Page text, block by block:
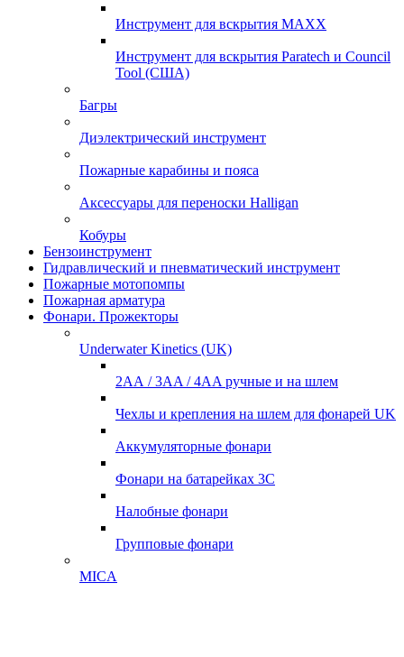
Инструмент для вскрытия MAXX
Инструмент для вскрытия Paratech и Council
Tool (США)
Багры
Диэлектрический инструмент
Пожарные карабины и пояса
Аксессуары для переноски Halligan
Кобуры
Бензоинструмент
Гидравлический и пневматический инструмент
Пожарные мотопомпы
Пожарная арматура
Фонари. Прожекторы
Underwater Kinetics (UK)
2АА / 3AA / 4AA ручные и на шлем
Чехлы и крепления на шлем для фонарей UK
Аккумуляторные фонари
Фонари на батарейках 3С
Налобные фонари
Групповые фонари
MICA